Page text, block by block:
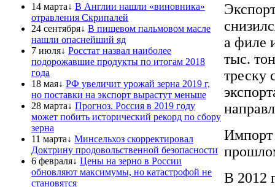
14 марта↓ В Англии нашли «виновника»
отравления Скрипалей
24 сентября↓ В пищевом пальмовом масле
нашли опаснейший яд
7 июля↓ Росстат назвал наиболее
подорожавшие продукты по итогам 2018
года
18 мая↓ РФ увеличит урожай зерна 2019 г,
но поставки на экспорт вырастут меньше
28 марта↓ Прогноз. Россия в 2019 году
может побить исторический рекорд по сбору
зерна
11 марта↓ Минсельхоз скорректировал
Доктрину продовольственной безопасности
6 февраля↓ Цены на зерно в России
обновляют максимумы, но катастрофой не
становятся
а филе
тыс.
треску
Импорт
В 2012